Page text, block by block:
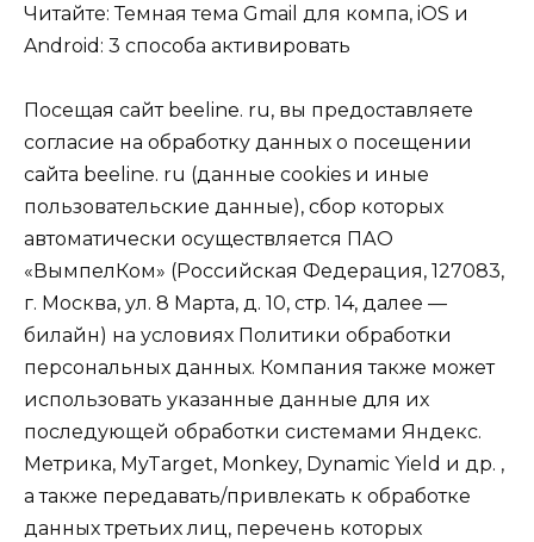
Читайте: Темная тема Gmail для компа, iOS и
Android: 3 способа активировать
Посещая сайт beeline. ru, вы предоставляете
согласие на обработку данных о посещении
сайта beeline. ru (данные cookies и иные
пользовательские данные), сбор которых
автоматически осуществляется ПАО
«ВымпелКом» (Российская Федерация, 127083,
г. Москва, ул. 8 Марта, д. 10, стр. 14, далее —
билайн) на условиях Политики обработки
персональных данных. Компания также может
использовать указанные данные для их
последующей обработки системами Яндекс.
Метрика, MyTarget, Monkey, Dynamic Yield и др. ,
а также передавать/привлекать к обработке
данных третьих лиц, перечень которых